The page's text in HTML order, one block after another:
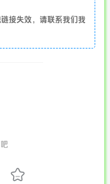
接失效，请联系我们我